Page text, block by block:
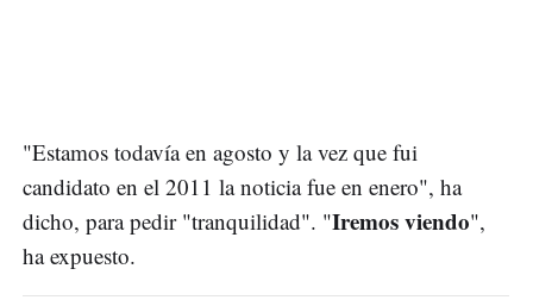
"Estamos todavía en agosto y la vez que fui
candidato en el 2011 la noticia fue en enero", ha
dicho, para pedir "tranquilidad". "Iremos viendo",
ha expuesto.